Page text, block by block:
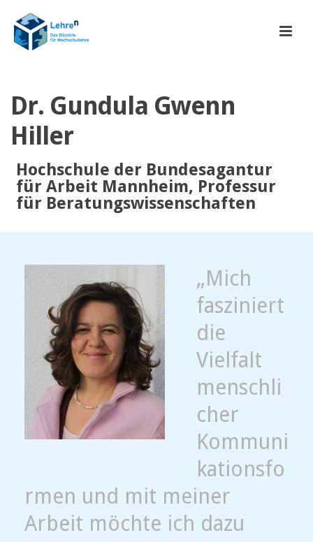
Dr. Gundula Gwenn
Hiller
Hochschule der Bundesagantur
für Arbeit Mannheim, Professur
für Beratungswissenschaften
„Mich
fasziniert
die
Vielfalt
menschli
cher
Kommuni
kationsfo
rmen und mit meiner
Arbeit möchte ich dazu